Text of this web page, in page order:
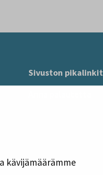
kävijämäärämme
Sivuston pikalinkit